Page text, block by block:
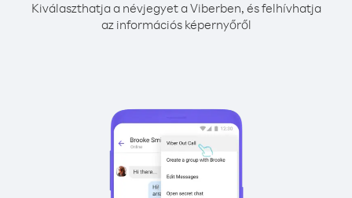
Kiválaszthatja a névjegyet a Viberben, és felhívhatja
az információs képernyőről